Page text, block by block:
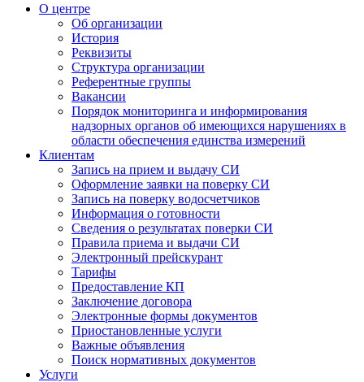
О центре
Об организации
История
Реквизиты
Структура организации
Референтные группы
Вакансии
Порядок мониторинга и информирования
надзорных органов об имеющихся нарушениях в
области обеспечения единства измерений
Клиентам
Запись на прием и выдачу СИ
Оформление заявки на поверку СИ
Запись на поверку водосчетчиков
Информация о готовности
Сведения о результатах поверки СИ
Правила приема и выдачи СИ
Электронный прейскурант
Тарифы
Предоставление КП
Заключение договора
Электронные формы документов
Приостановленные услуги
Важные объявления
Поиск нормативных документов
Услуги